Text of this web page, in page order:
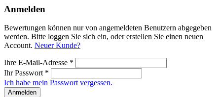
Anmelden
Bewertungen können nur von angemeldeten Benutzern abgegeben
werden. Bitte loggen Sie sich ein, oder erstellen Sie einen neuen
Account. Neuer Kunde?
Ihre E-Mail-Adresse *
Ihr Passwort *
Ich habe mein Passwort vergessen.
Anmelden